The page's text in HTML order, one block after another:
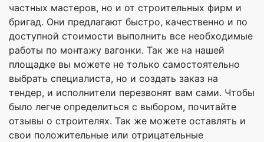
частных мастеров, но и от строительных фирм и
бригад. Они предлагают быстро, качественно и по
доступной стоимости выполнить все необходимые
работы по монтажу вагонки. Так же на нашей
площадке вы можете не только самостоятельно
выбрать специалиста, но и создать заказ на
тендер, и исполнители перезвонят вам сами. Чтобы
было легче определиться с выбором, почитайте
отзывы о строителях. Так же можете оставлять и
свои положительные или отрицательные